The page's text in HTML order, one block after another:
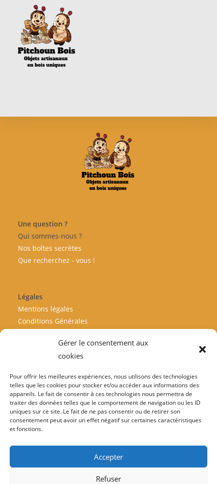
Gérer le consentement aux
cookies
Pour offrir les meilleures expériences, nous utilisons des technologies
telles que les cookies pour stocker et/ou accéder aux informations des
appareils. Le fait de consentir à ces technologies nous permettra de
traiter des données telles que le comportement de navigation ou les ID
uniques sur ce site. Le fait de ne pas consentir ou de retirer son
consentement peut avoir un effet négatif sur certaines caractéristiques
et fonctions.
Accepter
Refuser
Une question ?
Qui sommes-nous ?
Nos boîtes secrètes
Que recherchez - vous !
Légales
Mentions légales
Conditions Générales
Politique de remboursement
Politique de confidentialité
Informations
Suivre ma commande
06.20.49.95.13